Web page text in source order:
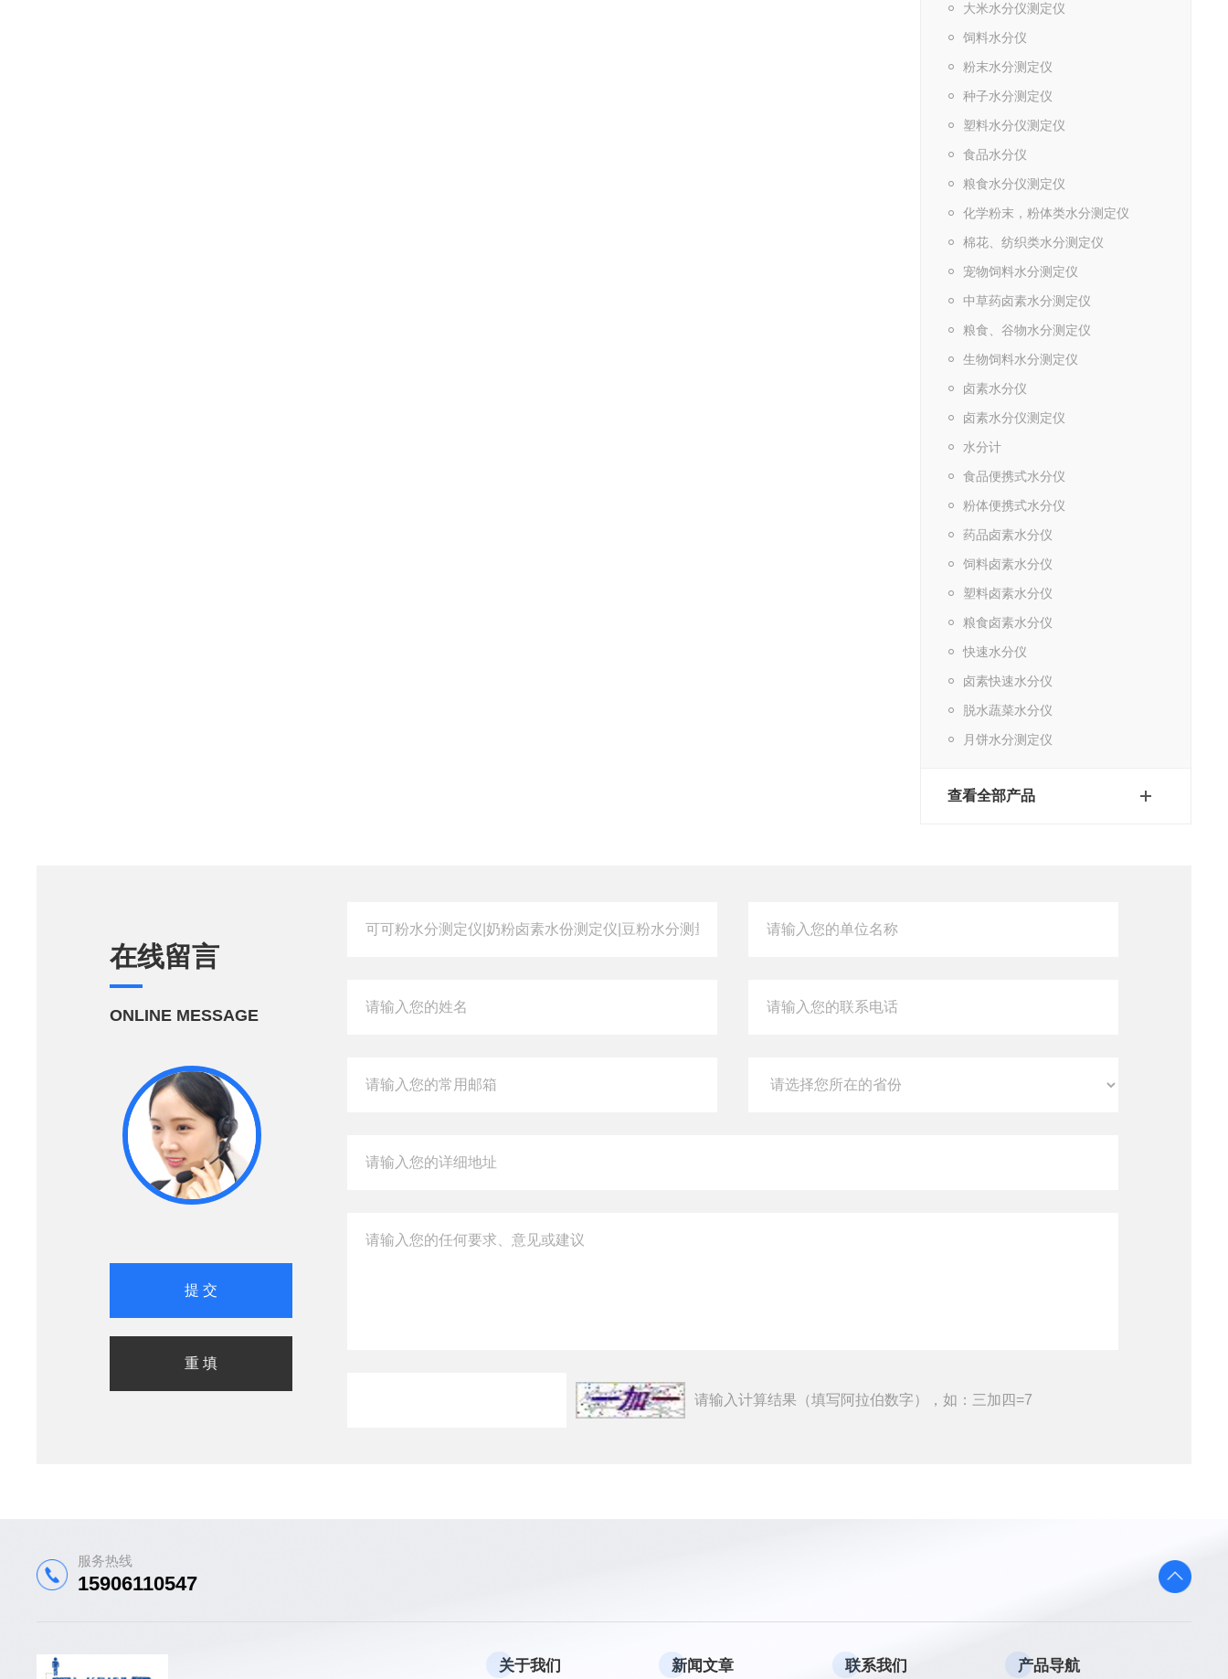
大米水分仪测定仪
饲料水分仪
粉末水分测定仪
种子水分测定仪
塑料水分仪测定仪
食品水分仪
粮食水分仪测定仪
化学粉末，粉体类水分测定仪
棉花、纺织类水分测定仪
宠物饲料水分测定仪
中草药卤素水分测定仪
粮食、谷物水分测定仪
生物饲料水分测定仪
卤素水分仪
卤素水分仪测定仪
水分计
食品便携式水分仪
粉体便携式水分仪
药品卤素水分仪
饲料卤素水分仪
塑料卤素水分仪
粮食卤素水分仪
快速水分仪
卤素快速水分仪
脱水蔬菜水分仪
月饼水分测定仪
查看全部产品
在线留言
ONLINE MESSAGE
请输入计算结果（填写阿拉伯数字），如：三加四=7
服务热线
15906110547
关于我们 新闻文章 联系我们 产品导航